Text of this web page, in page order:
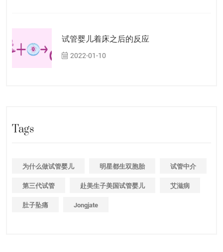
试管婴儿着床之后的反应
2022-01-10
Tags
为什么做试管婴儿 明星都生双胞胎 试管中介
第三代试管 赴美生子美国试管婴儿 艾滋病
肚子坠痛 Jongjate